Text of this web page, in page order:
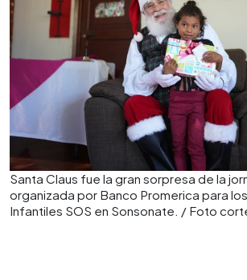
Santa Claus fue la gran sorpresa de la
organizada por Banco Promerica para
Infantiles SOS en Sonsonate. / Foto